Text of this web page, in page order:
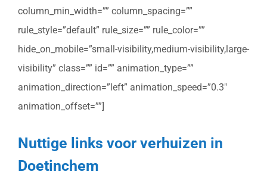
column_min_width=”” column_spacing=””
rule_style=”default” rule_size=”” rule_color=””
hide_on_mobile=”small-visibility,medium-visibility,large-
visibility” class=”” id=”” animation_type=””
animation_direction=”left” animation_speed=”0.3″
animation_offset=””]
Nuttige links voor verhuizen in
Doetinchem